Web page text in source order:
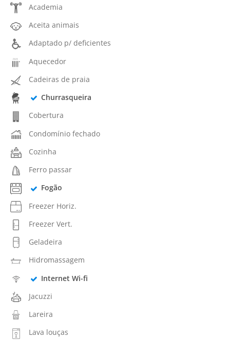
Academia
Aceita animais
Adaptado p/ deficientes
Aquecedor
Cadeiras de praia
Churrasqueira
Cobertura
Condomínio fechado
Cozinha
Ferro passar
Fogão
Freezer Horiz.
Freezer Vert.
Geladeira
Hidromassagem
Internet Wi-fi
Jacuzzi
Lareira
Lava louças